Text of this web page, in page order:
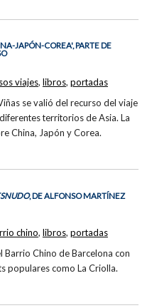
JAPÓN-COREA', PARTE DE
se valió del recurso del viaje
territorios de Asia. La
China, Japón y Corea.
viajes, libros, portadas
, DE ALFONSO MARTÍNEZ
Barrio Chino de Barcelona con
populares como La Criolla.
chino, libros, portadas